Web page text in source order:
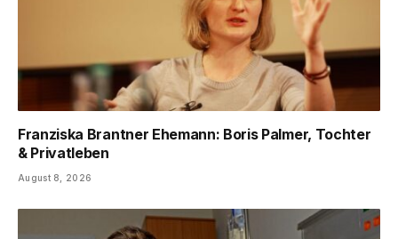
Franziska Brantner Ehemann: Boris Palmer, Tochter
& Privatleben
August 8, 2026